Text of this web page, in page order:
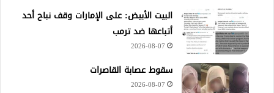
‏البيت الأبيض: على ⁧‫الإمارات‬⁩ وقف نباح أحد
أتباعها ضد ترمب
2026-08-07
سقوط عصابة القاصرات
2026-08-07